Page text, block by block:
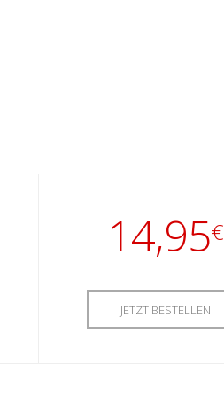
14,95€
JETZT BESTELLEN